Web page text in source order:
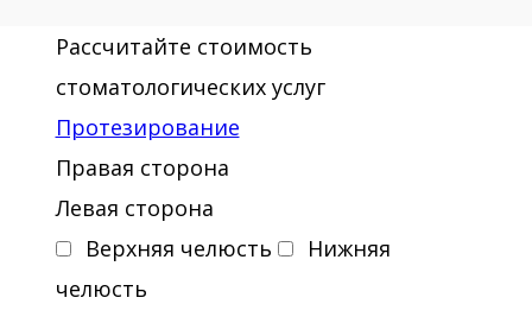
Рассчитайте стоимость
стоматологических услуг
Протезирование
Правая сторона
Левая сторона
Верхняя челюсть
Нижняя
челюсть